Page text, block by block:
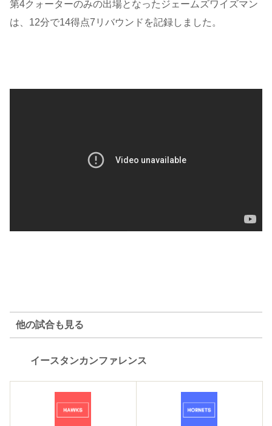
第4クォーターのみの出場となったジェームズワイズマン
は、12分で14得点7リバウンドを記録しました。
他の試合も見る
イースタンカンファレンス